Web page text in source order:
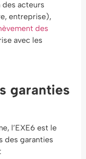
acteurs
entreprise),
des
avec les
garanties
l’EXE6 est le
des garanties